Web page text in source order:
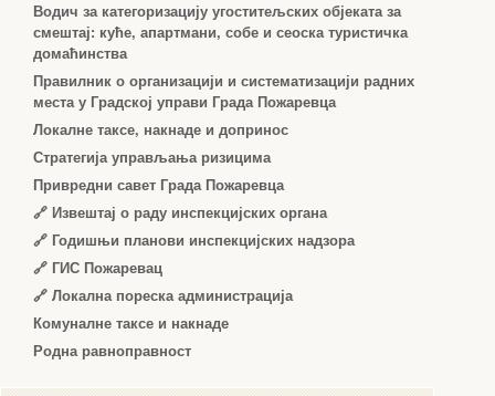
Водич за категоризацију угоститељских објеката за
смештај: куће, апартмани, собе и сеоска туристичка
домаћинства
Правилник о организацији и систематизацији радних
места у Градској управи Града Пожаревца
Локалне таксе, накнаде и допринос
Стратегија управљања ризицима
Привредни савет Града Пожаревца
🔗 Извештај о раду инспекцијских органа
🔗 Годишњи планови инспекцијских надзора
🔗 ГИС Пожаревац
🔗 Локална пореска администрација
Комуналне таксе и накнаде
Родна равноправност